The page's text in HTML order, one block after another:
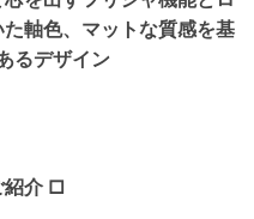
軸色、マットな質感を基
るデザイン
紹介 □